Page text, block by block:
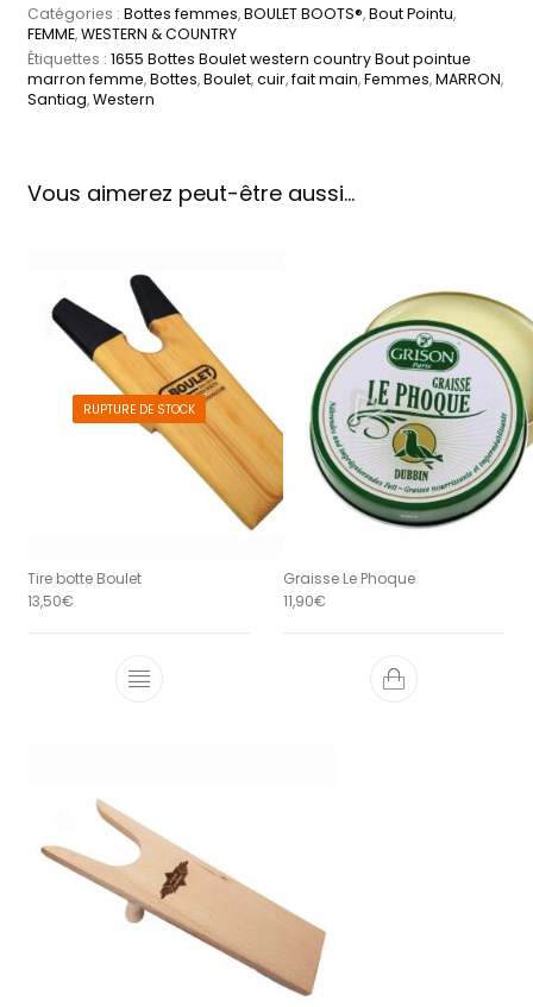
Catégories : Bottes femmes,BOULET BOOTS®,Bout Pointu,
FEMME,WESTERN & COUNTRY
Étiquettes : 1655 Bottes Boulet western country Bout pointue
marron femme,Bottes,Boulet,cuir,fait main,Femmes,MARRON,
Santiag,Western
Vous aimerez peut-être aussi…
RUPTURE DE STOCK
Tire botte Boulet
13,50€
Graisse Le Phoque
11,90€